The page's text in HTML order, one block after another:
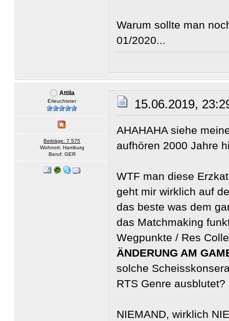
Warum sollte man
01/2020...
Attila
Erleuchteter
Beiträge: 7 575
Wohnort: Hamburg
Beruf: GER
15.06.2019,
AHAHAHA siehe
aufhören 2000 Jahre
WTF man diese
geht mir wirklich auf
das beste was dem
das Matchmaking
Wegpunkte / Res
ÄNDERUNG AM
solche
RTS Genre ausblutet?
NIEMAND, wirklich